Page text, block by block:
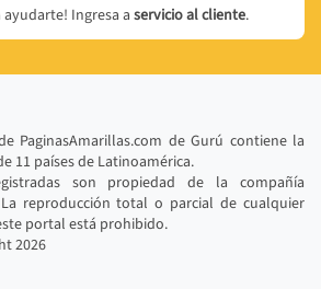
ayudarte! Ingresa a servicio al cliente.
PaginasAmarillas.com de Gurú contiene la
11 países de Latinoamérica.
son propiedad de la compañía
reproducción total o parcial de cualquier
portal está prohibido.
2026